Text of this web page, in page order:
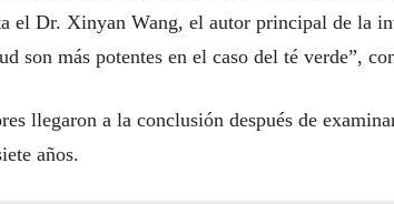
el Dr. Xinyan Wang, el autor principal de la
son más potentes en el caso del té verde”,
llegaron a la conclusión después de
años.